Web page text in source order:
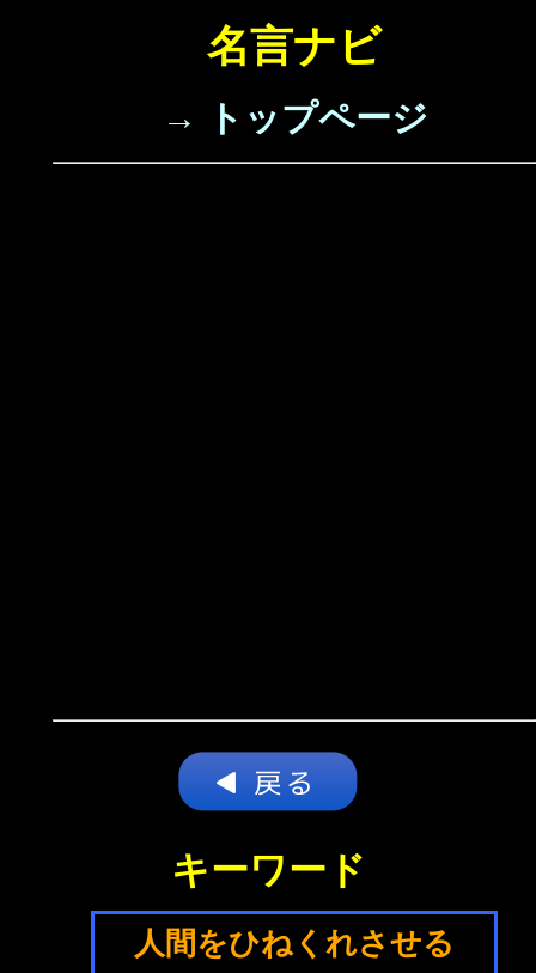
名言ナビ
→ トップページ
キーワード
人間をひねくれさせる